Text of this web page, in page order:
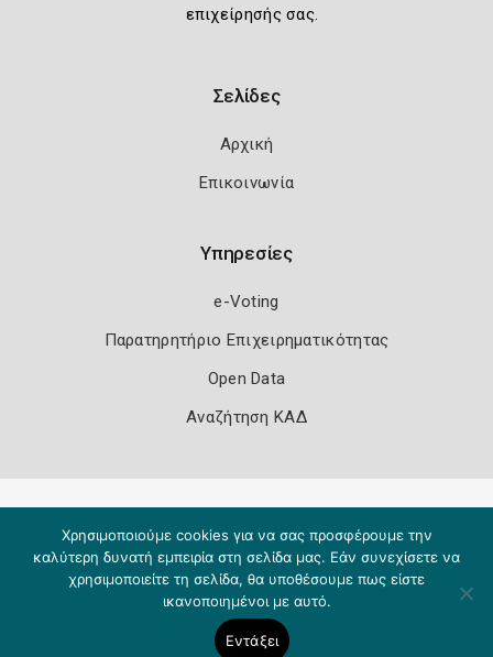
επιχείρησής σας.
Σελίδες
Αρχική
Επικοινωνία
Υπηρεσίες
e-Voting
Παρατηρητήριο Επιχειρηματικότητας
Open Data
Αναζήτηση ΚΑΔ
Χρησιμοποιούμε cookies για να σας προσφέρουμε την
καλύτερη δυνατή εμπειρία στη σελίδα μας. Εάν συνεχίσετε να
χρησιμοποιείτε τη σελίδα, θα υποθέσουμε πως είστε
ικανοποιημένοι με αυτό.
Εντάξει
Copyright 2026 Knowledge A.E.